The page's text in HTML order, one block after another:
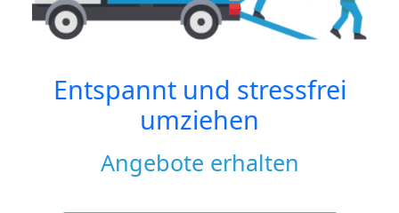
Entspannt und stressfrei
umziehen
Angebote erhalten